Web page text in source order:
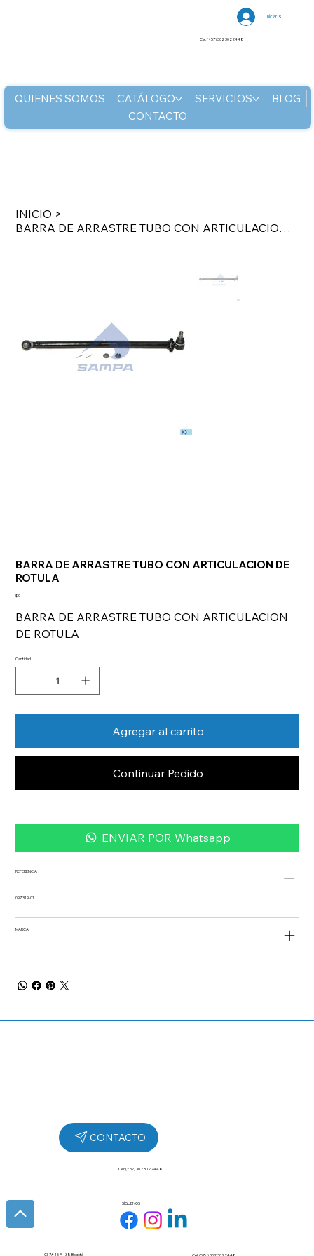
QUIENES SOMOS CATÁLOGO SERVICIOS
BLOG
CONTACTO
Iniciar sesión
Cel: (+57) 302 3022448
INICIO >
BARRA DE ARRASTRE TUBO CON ARTICULACION DE ROTULA
BARRA DE ARRASTRE TUBO CON ARTICULACION DE
ROTULA
Precio
$ 0
BARRA DE ARRASTRE TUBO CON ARTICULACION
DE ROTULA
Cantidad
Agregar al carrito
Continuar Pedido
ENVIAR POR Whatsapp
REFERENCIA
097.319-01
MARCA
SÍGUENOS
Cel: (+57) 302 3022448
Cll 7# 15 A - 38 Bogotá Cel: (57+) 302 3022448